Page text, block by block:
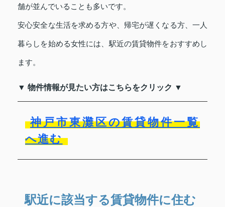
舗が並んでいることも多いです。
安心安全な生活を求める方や、帰宅が遅くなる方、一人
暮らしを始める女性には、駅近の賃貸物件をおすすめし
ます。
▼ 物件情報が見たい方はこちらをクリック ▼
神戸市東灘区の賃貸物件一覧
へ進む
駅近に該当する賃貸物件に住む